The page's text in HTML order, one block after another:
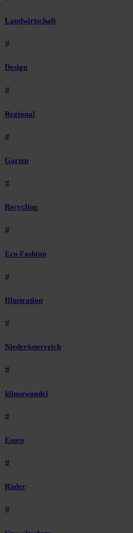
Landwirtschaft
#
Design
#
Regional
#
Garten
#
Recycling
#
Eco Fashion
#
Illustration
#
Niederösterreich
#
klimawandel
#
Essen
#
Räder
#